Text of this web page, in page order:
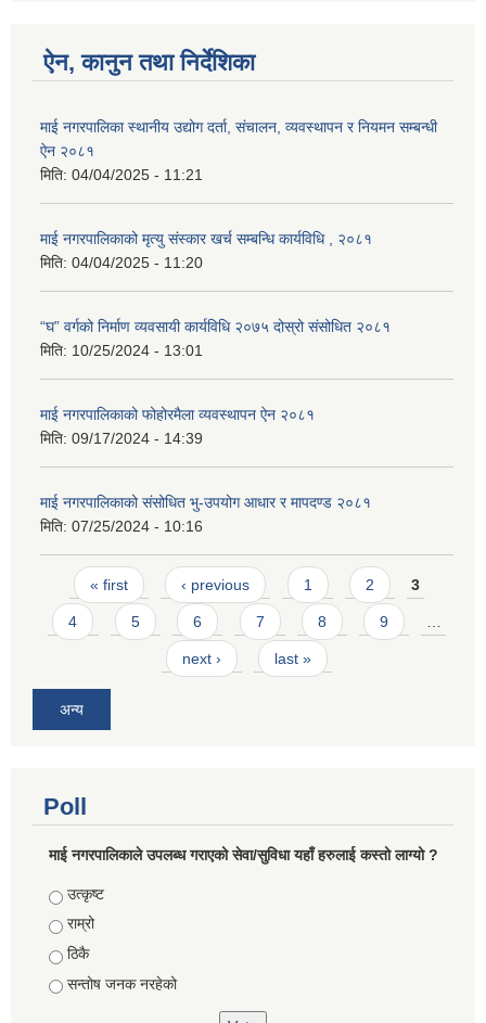
ऐन, कानुन तथा निर्देशिका
माई नगरपालिका स्थानीय उद्योग दर्ता, संचालन, व्यवस्थापन र नियमन सम्बन्धी
ऐन २०८१
मिति: 04/04/2025 - 11:21
माई नगरपालिकाको मृत्यु संस्कार खर्च सम्बन्धि कार्यविधि , २०८१
मिति: 04/04/2025 - 11:20
“घ” वर्गको निर्माण व्यवसायी कार्यविधि २०७५ दोस्रो संसोधित २०८१
मिति: 10/25/2024 - 13:01
माई नगरपालिकाको फोहोरमैला व्यवस्थापन ऐन २०८१
मिति: 09/17/2024 - 14:39
माई नगरपालिकाको संसोधित भु-उपयोग आधार र मापदण्ड २०८१
मिति: 07/25/2024 - 10:16
Pages
« first ‹ previous 1 2 3
4 5 6 7 8 9 …
next › last »
अन्य
Poll
माई नगरपालिकाले उपलब्ध गराएको सेवा/सुविधा यहाँ हरुलाई कस्तो लाग्यो ?
Choices
उत्कृष्ट
राम्रो
ठिकै
सन्तोष जनक नरहेको